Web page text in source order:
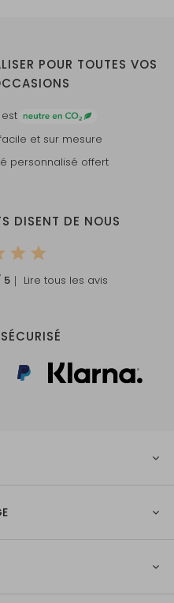
POUR TOUTES VOS
et sur mesure
personnalisé offert
DISENT DE NOUS
5 ｜ Lire tous les avis